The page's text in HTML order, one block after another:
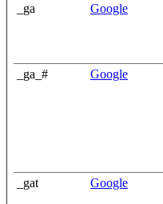
_ga Google
_ga_# Google
_gat Google